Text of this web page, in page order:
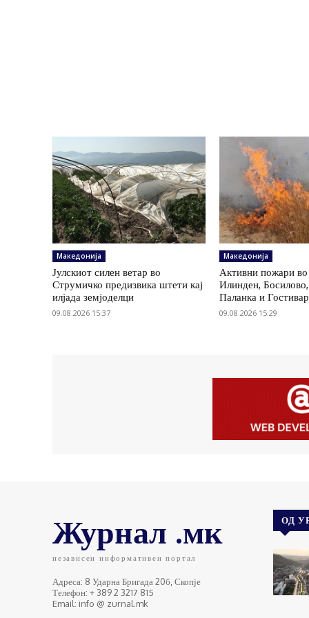
Македонија
Јулскиот силен ветар во
Струмичко предизвика штети кај
илјада земјоделци
09.08.2026 15:37
Македонија
Активни пожари
Илинден,
Паланка и Гостивар
09.08.2026 15:29
Журнал .мк
независен информативен портал
Адреса: 8 Ударна Бригада 20б, Скопје
Телефон: + 389 2 3217 815
Email: info @ zurnal.mk
ОД